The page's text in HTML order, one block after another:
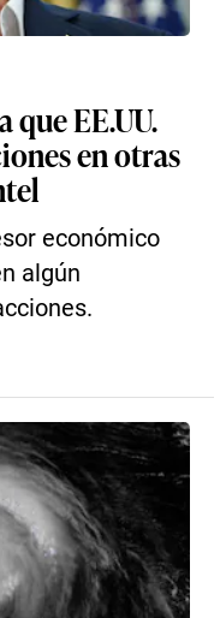
EE.UU.
en otras
económico
algún